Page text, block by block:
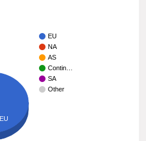
EU
NA
AS
Contin…
SA
Other
EU